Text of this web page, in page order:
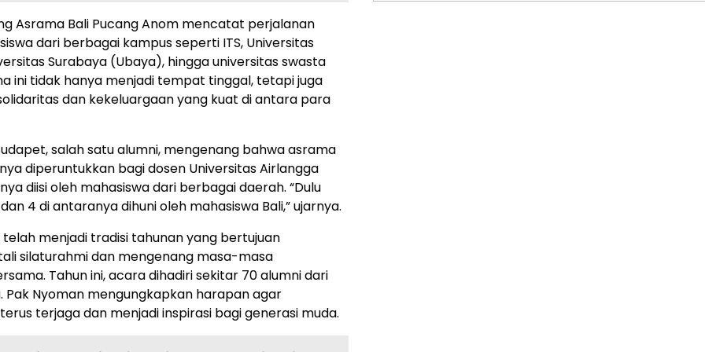
Asrama Bali Pucang Anom mencatat perjalanan
dari berbagai kampus seperti ITS, Universitas
Surabaya (Ubaya), hingga universitas swasta
ini tidak hanya menjadi tempat tinggal, tetapi juga
dan kekeluargaan yang kuat di antara para
salah satu alumni, mengenang bahwa asrama
diperuntukkan bagi dosen Universitas Airlangga
diisi oleh mahasiswa dari berbagai daerah. “Dulu
4 di antaranya dihuni oleh mahasiswa Bali,” ujarnya.
telah menjadi tradisi tahunan yang bertujuan
silaturahmi dan mengenang masa-masa
Tahun ini, acara dihadiri sekitar 70 alumni dari
Pak Nyoman mengungkapkan harapan agar
terjaga dan menjadi inspirasi bagi generasi muda.